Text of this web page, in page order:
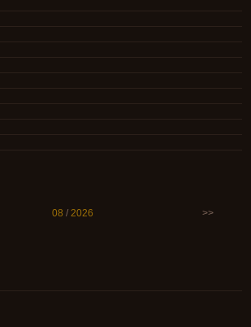
08 / 2026 >>